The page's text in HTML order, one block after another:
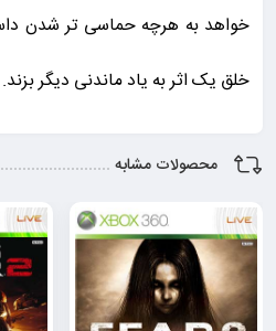
خواهد به هرچه حماسی تر شدن
خلق یک اثر به یاد ماندنی دیگر بزند.
محصولات مشابه